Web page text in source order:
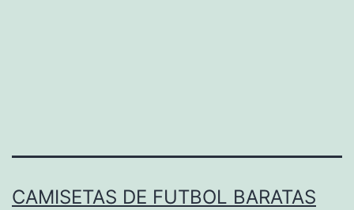
CAMISETAS DE FUTBOL BARATAS